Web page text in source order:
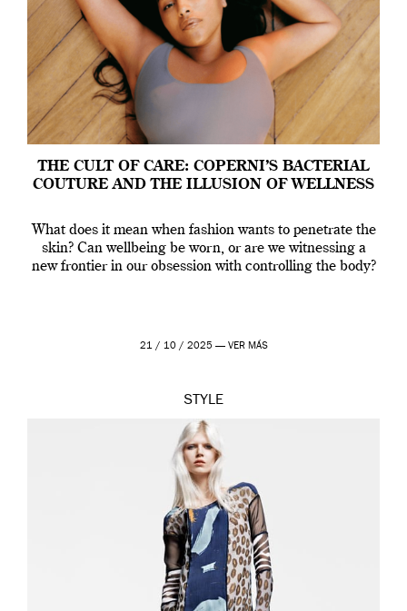
THE CULT OF CARE: COPERNI’S BACTERIAL
COUTURE AND THE ILLUSION OF WELLNESS
What does it mean when fashion wants to penetrate the
skin? Can wellbeing be worn, or are we witnessing a
new frontier in our obsession with controlling the body?
21 / 10 / 2025 — VER MÁS
STYLE